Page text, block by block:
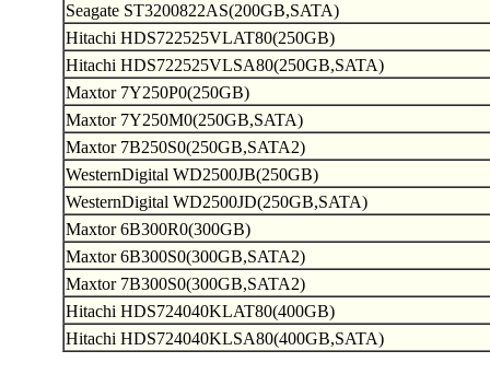
Seagate ST3200822AS(200GB,SATA)
Hitachi HDS722525VLAT80(250GB)
Hitachi HDS722525VLSA80(250GB,SATA)
Maxtor 7Y250P0(250GB)
Maxtor 7Y250M0(250GB,SATA)
Maxtor 7B250S0(250GB,SATA2)
WesternDigital WD2500JB(250GB)
WesternDigital WD2500JD(250GB,SATA)
Maxtor 6B300R0(300GB)
Maxtor 6B300S0(300GB,SATA2)
Maxtor 7B300S0(300GB,SATA2)
Hitachi HDS724040KLAT80(400GB)
Hitachi HDS724040KLSA80(400GB,SATA)